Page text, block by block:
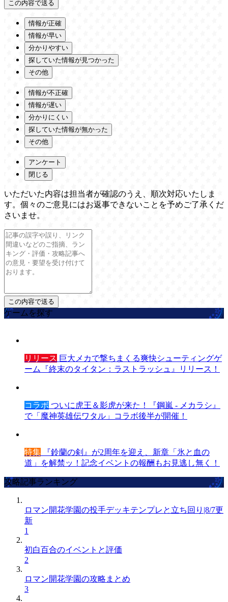
情報が正確
情報が早い
分かりやすい
探していた情報が見つかった
その他
情報が不正確
情報が遅い
分かりにくい
探していた情報が無かった
その他
アンケート
閉じる
いただいた内容は担当者が確認のうえ、順次対応いたしま
す。個々のご意見にはお返事できないことを予めご了承くだ
さいませ。
ゲームを探す
リリース 巨大メカで撃ちまくる爽快シューティングゲ
ーム『終末のタイタン：ラストラッシュ』リリース！
コラボ ついに虎王＆影虎が来た！『鋼嵐 - メカラシ』
で「魔神英雄伝ワタル」コラボ後半が開催！
特集 『鈴蘭の剣』が2周年を迎え、新章「氷と血の
道」を解禁ッ！記念イベントの報酬もお見逃し無く！
攻略記事ランキング
ロマン開花学園の投手デッキテンプレと立ち回り|8/7更
新
1
初白百合のイベントと評価
2
ロマン開花学園の攻略まとめ
3